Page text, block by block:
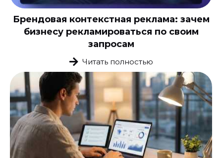
Брендовая контекстная реклама: зачем
бизнесу рекламироваться по своим
запросам
Читать полностью